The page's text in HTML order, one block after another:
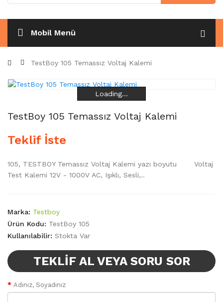
Mobil Menü
TestBoy 105 Temassız Voltaj Kalemi
Loading...
Loading...
Loading...
Loading...
TestBoy 105 Temassız Voltaj Kalemi
Teklif İste
105, TESTBOY Temassız Voltaj Kalemi yazı boyutu Voltaj
Test Kalemi 12V - 1000V AC, Işıklı, Sesli,..
Marka: Testboy
Ürün Kodu: TestBoy 105
Kullanılabilir: Stokta Var
TEKLIF AL VEYA SORU SOR
Adınız, Soyadınız